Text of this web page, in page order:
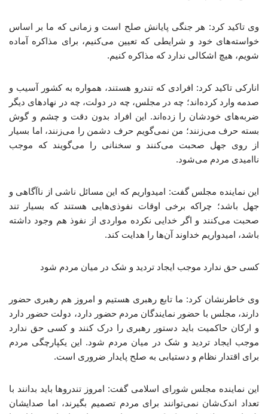
وی تاکید کرد: هر جنگی پایانش صلح است و زمانی که ما بر اساس
خواسته‌های خود و شرایطی که تعیین می‌کنیم، برای مذاکره آماده
شویم، هیچ اشکالی ندارد که مذاکره کنیم.
انارکی تاکید کرد: افرادی که تندرو هستند، همواره به کشور آسیب و
صدمه وارد کرده‌اند؛ چه در مجلس، چه در دولت، چه در نهادهای دیگر
ضربه‌های خودشان را زده‌اند. این افراد بدون دقت و چشم و گوش
بسته حرف می‌زنند؛ من نمی‌گویم حرف دشمن را می‌زنند، اما بسیار
از روی جهل صحبت می‌کنند و سخنانی را می‌گویند که موجب
ناامیدی مردم می‌شود.
این نماینده مجلس گفت: امیدواریم که این مسائل ناشی از ناآگاهی و
جهل باشد؛ چراکه برخی اوقات نفوذی‌هایی هستند که بسیار تند
صحبت می‌کنند و اگر خدایی نکرده مواردی از نفوذ هم وجود داشته
باشد، امیدواریم خداوند آن‌ها را هدایت کند.
کسی حق ندارد موجب ایجاد تردید و شک در میان مردم شود
وی خاطرنشان کرد: ما تابع رهبری هستیم و امروز هم رهبری حضور
دارند، مجلس با حضور نمایندگان مردم حضور دارد، دولت حضور دارد
و ارکان حاکمیت باید دستور رهبری را درک کنند و کسی حق ندارد
موجب ایجاد تردید و شک در میان مردم شود. این یکپارچگی مردم
برای اقتدار نظام و دستیابی به صلح پایدار ضروری است.
این نماینده مجلس شورای اسلامی گفت: امروز تندروها باید بدانند با
تعداد اندک‌شان نمی‌توانند برای مردم تصمیم بگیرند، اما صدایشان